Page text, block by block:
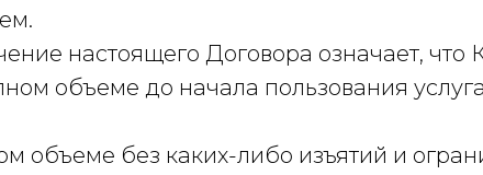
настоящего Договора означает, что
объеме до начала пользования
объеме без каких-либо изъятий и